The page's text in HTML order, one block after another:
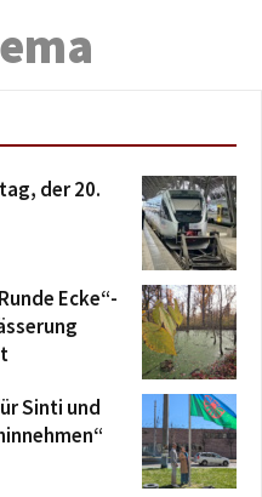
der 20.
Ecke“-
Sinti und